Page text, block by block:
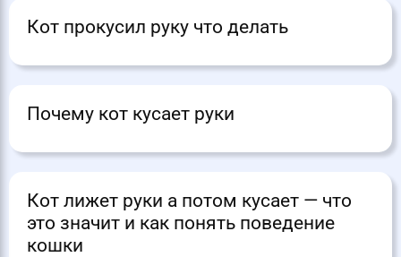
Кот прокусил руку что делать
Почему кот кусает руки
Кот лижет руки а потом кусает — что
это значит и как понять поведение
кошки